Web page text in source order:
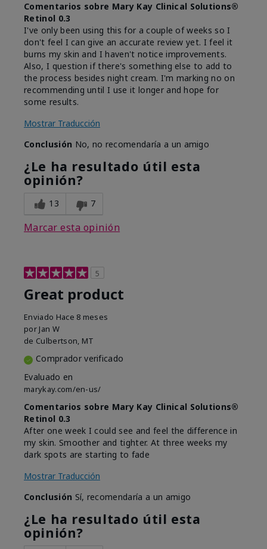
Comentarios sobre Mary Kay Clinical Solutions®
Retinol 0.3
I've only been using this for a couple of weeks so I
don't feel I can give an accurate review yet. I feel it
burns my skin and I haven't notice improvements.
Also, I question if there's something else to add to
the process besides night cream. I'm marking no on
recommending until I use it longer and hope for
some results.
Mostrar Traducción
Conclusión No, no recomendaría a un amigo
¿Le ha resultado útil esta
opinión?
13 7
Marcar esta opinión
5
Great product
Enviado Hace 8 meses
por Jan W
de Culbertson, MT
Comprador verificado
Evaluado en
marykay.com/en-us/
Comentarios sobre Mary Kay Clinical Solutions®
Retinol 0.3
After one week I could see and feel the difference in
my skin. Smoother and tighter. At three weeks my
dark spots are starting to fade
Mostrar Traducción
Conclusión Sí, recomendaría a un amigo
¿Le ha resultado útil esta
opinión?